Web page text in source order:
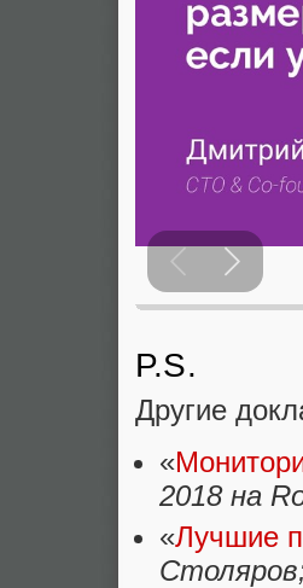
P.S.
Другие
«
2018 на
«Лучшие